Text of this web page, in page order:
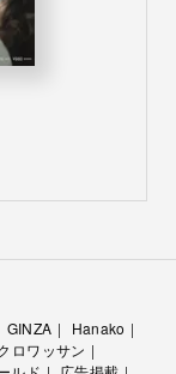
GINZA
Hanako
ロワッサン